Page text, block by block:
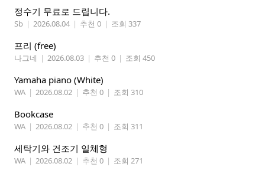
정수기 무료로 드립니다.
Sb | 2026.08.04 | 추천 0 | 조회 337
프리 (free)
나그네 | 2026.08.03 | 추천 0 | 조회 450
Yamaha piano (White)
WA | 2026.08.02 | 추천 0 | 조회 310
Bookcase
WA | 2026.08.02 | 추천 0 | 조회 311
세탁기와 건조기 일체형
WA | 2026.08.02 | 추천 0 | 조회 271